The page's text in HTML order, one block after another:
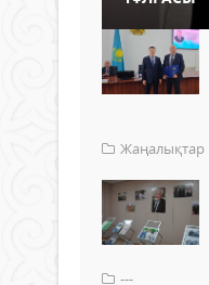
Жаңалықтар
---